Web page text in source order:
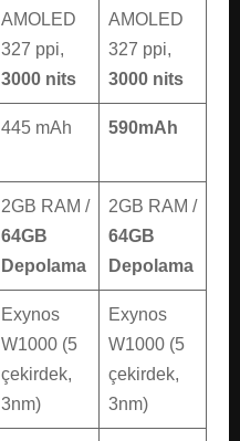
AMOLED
327 ppi,
3000 nits
AMOLED
327 ppi,
3000 nits
445 mAh 590mAh
2GB RAM /
64GB
Depolama
2GB RAM /
64GB
Depolama
Exynos
W1000 (5
çekirdek,
3nm)
Exynos
W1000 (5
çekirdek,
3nm)